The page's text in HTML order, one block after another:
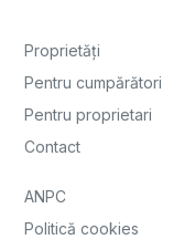
Proprietăți
Pentru cumpărători
Pentru proprietari
Contact
ANPC
Politică cookies